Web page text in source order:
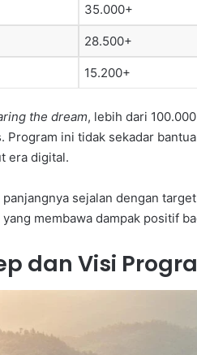
35.000+
28.500+
15.200+
the dream, lebih dari
Program ini tidak sekadar
era digital.
sejalan dengan
membawa dampak positif
dan Visi